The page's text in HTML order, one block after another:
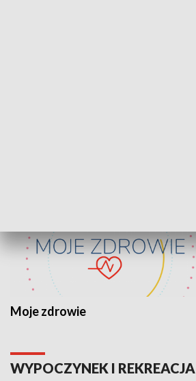
Moje zdrowie
WYPOCZYNEK I REKREACJA